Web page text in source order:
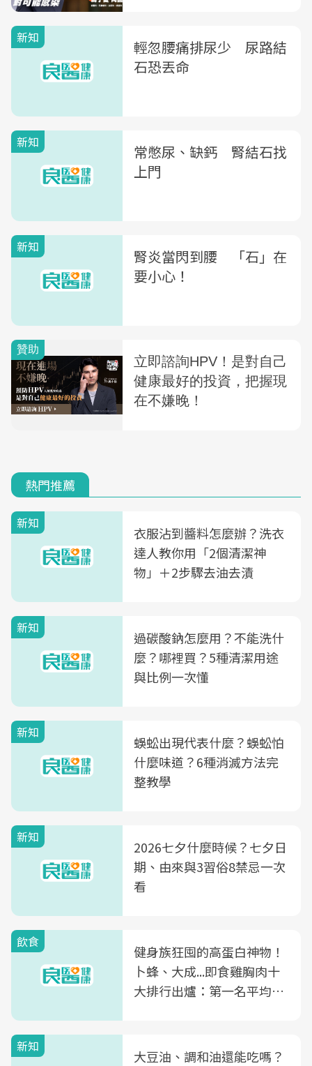
新知
輕忽腰痛排尿少 尿路結
石恐丟命
新知
常憋尿、缺鈣 腎結石找
上門
新知
腎炎當閃到腰 「石」在
要小心！
熱門推薦
新知
衣服沾到醬料怎麼辦？洗衣
達人教你用「2個清潔神
物」＋2步驟去油去漬
新知
過碳酸鈉怎麼用？不能洗什
麼？哪裡買？5種清潔用途
與比例一次懂
新知
蜈蚣出現代表什麼？蜈蚣怕
什麼味道？6種消滅方法完
整教學
新知
2026七夕什麼時候？七夕日
期、由來與3習俗8禁忌一次
看
飲食
健身族狂囤的高蛋白神物！
卜蜂、大成...即食雞胸肉十
大排行出爐：第一名平均一
新知
大豆油、調和油還能吃嗎？